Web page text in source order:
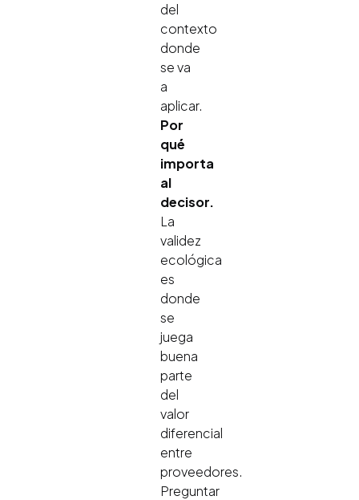
del
contexto
donde
se va
a
aplicar.
Por
qué
importa
al
decisor.
La
validez
ecológica
es
donde
se
juega
buena
parte
del
valor
diferencial
entre
proveedores.
Preguntar